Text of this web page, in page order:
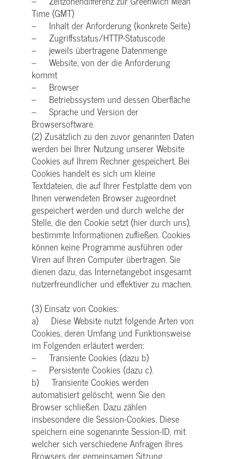
Time (GMT)
– Inhalt der Anforderung (konkrete Seite)
– Zugriffsstatus/HTTP-Statuscode
– jeweils übertragene Datenmenge
– Website, von der die Anforderung
kommt
– Browser
– Betriebssystem und dessen Oberfläche
– Sprache und Version der
Browsersoftware.
(2) Zusätzlich zu den zuvor genannten Daten
werden bei Ihrer Nutzung unserer Website
Cookies auf Ihrem Rechner gespeichert. Bei
Cookies handelt es sich um kleine
Textdateien, die auf Ihrer Festplatte dem von
Ihnen verwendeten Browser zugeordnet
gespeichert werden und durch welche der
Stelle, die den Cookie setzt (hier durch uns),
bestimmte Informationen zufließen. Cookies
können keine Programme ausführen oder
Viren auf Ihren Computer übertragen. Sie
dienen dazu, das Internetangebot insgesamt
nutzerfreundlicher und effektiver zu machen.
(3) Einsatz von Cookies:
a) Diese Website nutzt folgende Arten von
Cookies, deren Umfang und Funktionsweise
im Folgenden erläutert werden:
– Transiente Cookies (dazu b)
– Persistente Cookies (dazu c).
b) Transiente Cookies werden
automatisiert gelöscht, wenn Sie den
Browser schließen. Dazu zählen
insbesondere die Session-Cookies. Diese
speichern eine sogenannte Session-ID, mit
welcher sich verschiedene Anfragen Ihres
Browsers der gemeinsamen Sitzung